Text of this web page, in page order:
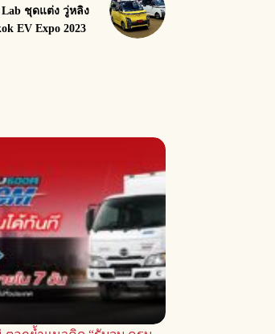
ชุดแต่ง วู่หลิง
EV Expo 2023